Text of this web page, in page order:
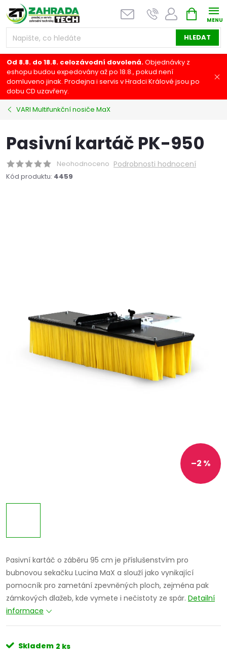
Přejít
na
obsah
HLEDAT
NÁKUPNÍ
KOŠÍK
Od 8.8. do 18.8. celozávodní dovolená.Objednávky z
eshopu budou expedovány až po 18.8., pokud není
domluveno jinak. Prodejna i servis v Hradci Králové jsou po
dobu CD uzavřeny.
VARI Multifunkční nosiče MaX
Pasivní kartáč PK-950
Neohodnoceno Podrobnosti hodnocení
Kód produktu: 4459
–2 %
Pasivní kartáč o záběru 95 cm je příslušenstvím pro
bubnovou sekačku Lucina MaX a slouží jako vynikající
pomocník pro zametání zpevněných ploch, zejména pak
zámkových dlažeb, kde vymete i nečistoty ze spár. Detailní
informace
Skladem 2 ks